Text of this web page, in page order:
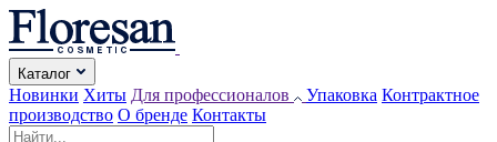
Каталог
Новинки Хиты Для профессионалов Упаковка Контрактное
производство О бренде Контакты